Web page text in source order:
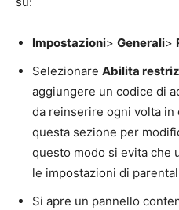
Impostazioni> Generali>
Selezionare Abilita
aggiungere un codice di
da reinserire ogni volta in
questa sezione per
questo modo si evita che
le impostazioni di
Si apre un pannello